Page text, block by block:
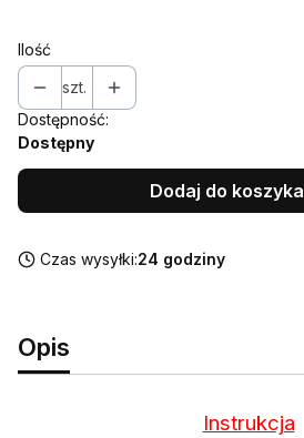
Ilość
szt.
Dostępność:
Dostępny
Dodaj do koszyka
Czas wysyłki:24 godziny
Opis
Instrukcja